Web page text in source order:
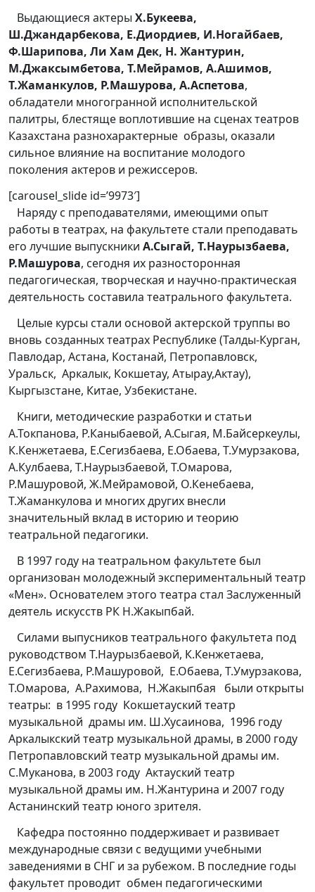
Выдающиеся актеры Х.Букеева,
Ш.Джандарбекова, Е.Диордиев, И.Ногайбаев,
Ф.Шарипова, Ли Хам Дек, Н. Жантурин,
М.Джаксымбетова, Т.Мейрамов, А.Ашимов,
Т.Жаманкулов, Р.Машурова, А.Аспетова,
обладатели многогранной исполнительской
палитры, блестяще воплотившие на сценах театров
Казахстана разнохарактерные образы, оказали
сильное влияние на воспитание молодого
поколения актеров и режиссеров.
[carousel_slide id=’9973′]
Наряду с преподавателями, имеющими опыт
работы в театрах, на факультете стали преподавать
его лучшие выпускники А.Сыгай, Т.Наурызбаева,
Р.Машурова, сегодня их разносторонная
педагогическая, творческая и научно-практическая
деятельность составила театрального факультета.
Целые курсы стали основой актерской труппы во
вновь созданных театрах Республике (Талды-Курган,
Павлодар, Астана, Костанай, Петропавловск,
Уральск, Аркалык, Кокшетау, Атырау,Актау),
Кыргызстане, Китае, Узбекистане.
Книги, методические разработки и статьи
А.Токпанова, Р.Каныбаевой, А.Сыгая, М.Байсеркеулы,
К.Кенжетаева, Е.Сегизбаева, Е.Обаева, Т.Умурзакова,
А.Кулбаева, Т.Наурызбаевой, Т.Омарова,
Р.Машуровой, Ж.Мейрамовой, О.Кенебаева,
Т.Жаманкулова и многих других внесли
значительный вклад в историю и теорию
театральной педагогики.
В 1997 году на театральном факультете был
организован молодежный экспериментальный театр
«Мен». Основателем этого театра стал Заслуженный
деятель искусств РК Н.Жакыпбай.
Силами выпусников театрального факультета под
руководством Т.Наурызбаевой, К.Кенжетаева,
Е.Сегизбаева, Р.Машуровой, Е.Обаева, Т.Умурзакова,
Т.Омарова, А.Рахимова, Н.Жакыпбая были открыты
театры: в 1995 году Кокшетауский театр
музыкальной драмы им. Ш.Хусаинова, 1996 году
Аркалыкский театр музыкальной драмы, в 2000 году
Петропавловский театр музыкальной драмы им.
С.Муканова, в 2003 году Актауский театр
музыкальной драмы им. Н.Жантурина и 2007 году
Астанинский театр юного зрителя.
Кафедра постоянно поддерживает и развивает
международные связи с ведущими учебными
заведениями в СНГ и за рубежом. В последние годы
факультет проводит обмен педагогическими